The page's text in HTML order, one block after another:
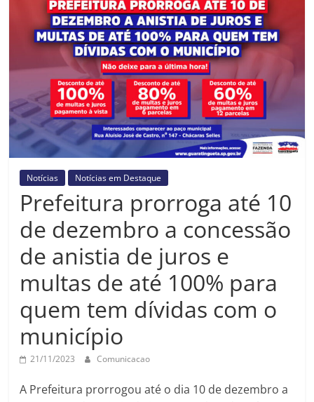
Guaratinguetá
Prefeitura
Turística
Guaratinguetá
Notícias Notícias em Destaque
Prefeitura prorroga até 10
de dezembro a concessão
de anistia de juros e
multas de até 100% para
quem tem dívidas com o
município
21/11/2023 Comunicacao
A Prefeitura prorrogou até o dia 10 de dezembro a